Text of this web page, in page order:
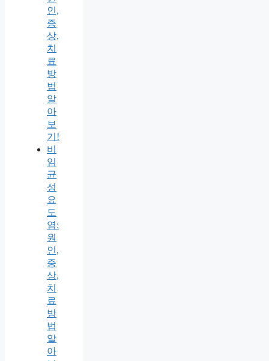
인,
증
상,
치
료
방
법
알
아
보
기!
비
임
균
성
요
도
염:
원
인,
증
상,
치
료
방
법
알
아